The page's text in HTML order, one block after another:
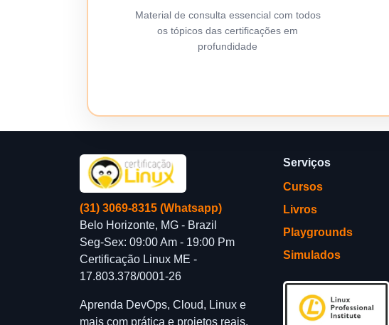
Material de consulta essencial com todos
os tópicos das certificações em
profundidade
(31) 3069-8315 (Whatsapp)
Belo Horizonte, MG - Brazil
Seg-Sex: 09:00 Am - 19:00 Pm
Certificação Linux ME -
17.803.378/0001-26
Aprenda DevOps, Cloud, Linux e
mais com prática e projetos reais.
Serviços
Cursos
Livros
Playgrounds
Simulados